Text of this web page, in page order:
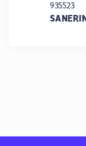
935523